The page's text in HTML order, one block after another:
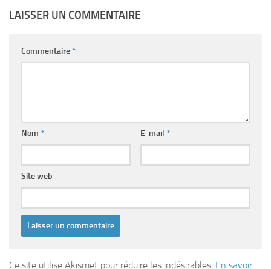
LAISSER UN COMMENTAIRE
Commentaire*
Nom * E-mail *
Site web
Ce site utilise Akismet pour réduire les indésirables. En savoir